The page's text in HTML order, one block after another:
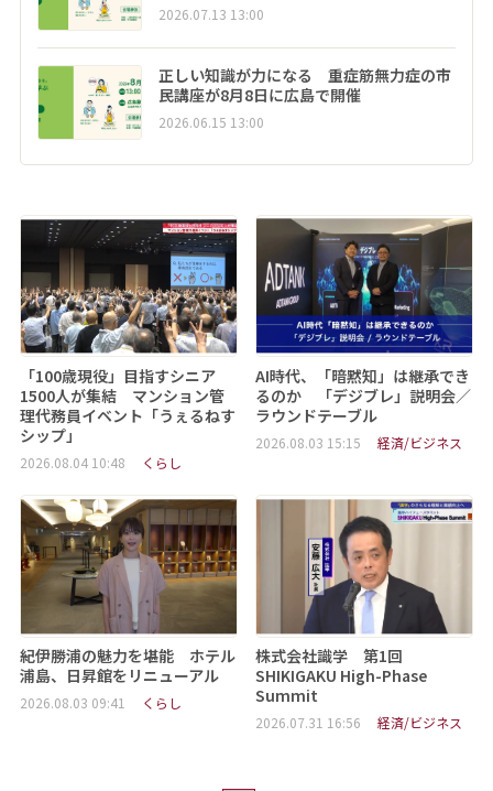
2026.07.13 13:00
正しい知識が力になる 重症筋無力症の市
民講座が8月8日に広島で開催
2026.06.15 13:00
「100歳現役」目指すシニア
1500人が集結 マンション管
理代務員イベント「うぇるねす
シップ」
2026.08.04 10:48 くらし
AI時代、「暗黙知」は継承でき
るのか 「デジブレ」説明会／
ラウンドテーブル
2026.08.03 15:15 経済/ビジネス
紀伊勝浦の魅力を堪能 ホテル
浦島、日昇館をリニューアル
2026.08.03 09:41 くらし
株式会社識学 第1回
SHIKIGAKU High-Phase
Summit
2026.07.31 16:56 経済/ビジネス